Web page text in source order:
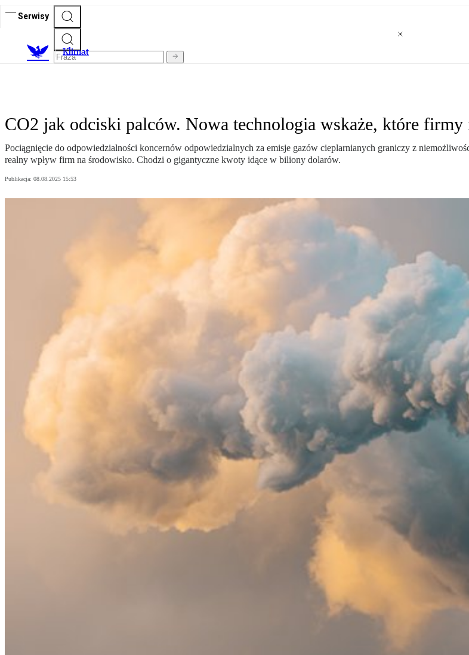
Serwisy
Klimat
CO2 jak odciski palców. Nowa technologia wskaże, które firmy
Pociągnięcie do odpowiedzialności koncernów odpowiedzialnych za emisje gazów cieplarnianych graniczy z
realny wpływ firm na środowisko. Chodzi o gigantyczne kwoty idące w biliony dolarów.
Publikacja: 08.08.2025 15:53